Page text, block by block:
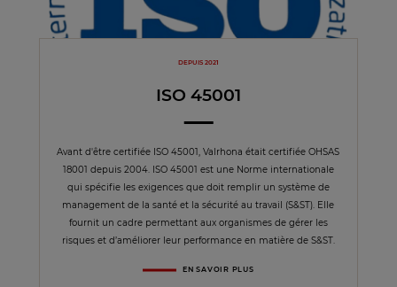
DEPUIS 2021
ISO 45001
Avant d'être certifiée ISO 45001, Valrhona était certifiée OHSAS
18001 depuis 2004. ISO 45001 est une Norme internationale
qui spécifie les exigences que doit remplir un système de
management de la santé et la sécurité au travail (S&ST). Elle
fournit un cadre permettant aux organismes de gérer les
risques et d’améliorer leur performance en matière de S&ST.
EN SAVOIR PLUS